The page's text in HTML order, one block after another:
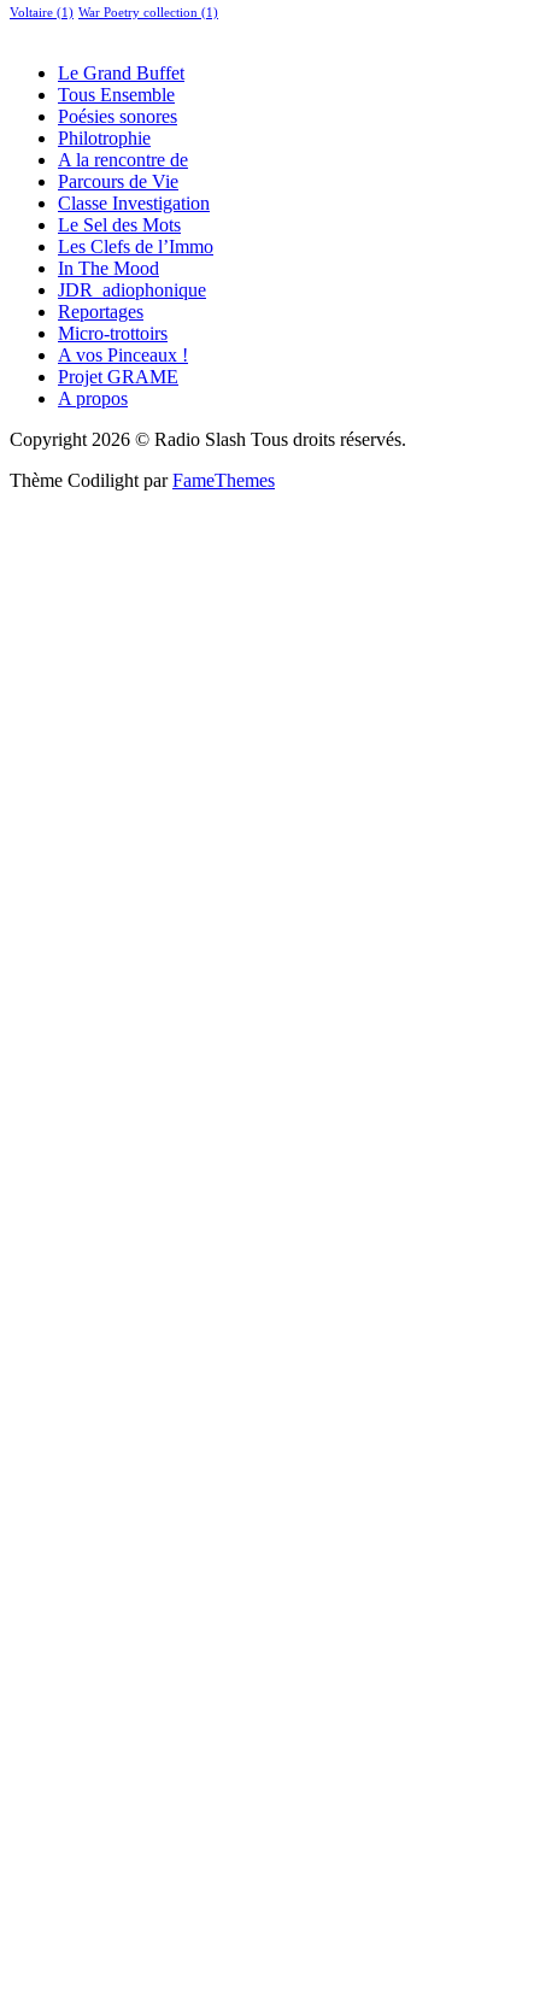
Voltaire (1) War Poetry collection (1)
Le Grand Buffet
Tous Ensemble
Poésies sonores
Philotrophie
A la rencontre de
Parcours de Vie
Classe Investigation
Le Sel des Mots
Les Clefs de l’Immo
In The Mood
JDR_adiophonique
Reportages
Micro-trottoirs
A vos Pinceaux !
Projet GRAME
A propos
Copyright 2026 © Radio Slash Tous droits réservés.
Thème Codilight parFameThemes